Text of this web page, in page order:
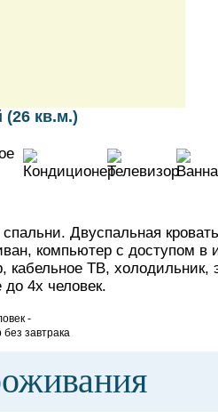
кв.м.)
Двуспальная
компьютер с доступом в
кабельное ТВ, холодильник,
4х человек.
-
завтрака